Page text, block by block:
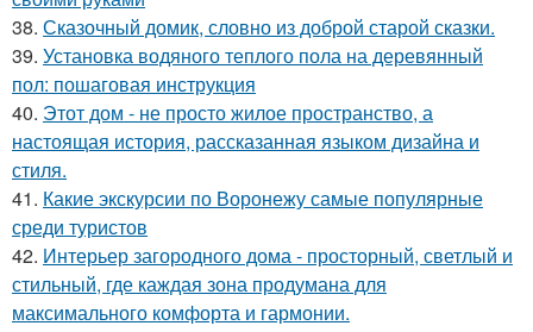
38. Сказочный домик, словно из доброй старой сказки.
39. Установка водяного теплого пола на деревянный
пол: пошаговая инструкция
40. Этот дом - не просто жилое пространство, а
настоящая история, рассказанная языком дизайна и
стиля.
41. Какие экскурсии по Воронежу самые популярные
среди туристов
42. Интерьер загородного дома - просторный, светлый и
стильный, где каждая зона продумана для
максимального комфорта и гармонии.